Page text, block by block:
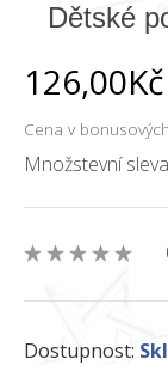
Dětské
126,00Kč
Cena v
Množstevní
Dostupnost: